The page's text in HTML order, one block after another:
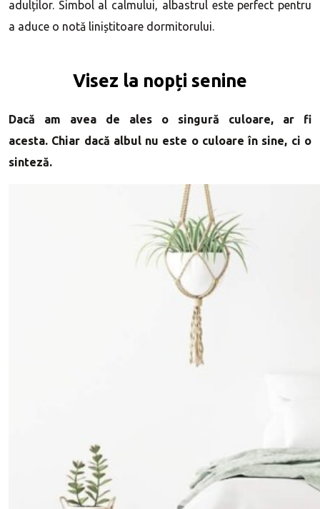
adulților. Simbol al calmului, albastrul este perfect pentru
a aduce o notă liniștitoare dormitorului.
Visez la nopți senine
Dacă am avea de ales o singură culoare, ar fi
acesta. Chiar dacă albul nu este o culoare în sine, ci o
sinteză.